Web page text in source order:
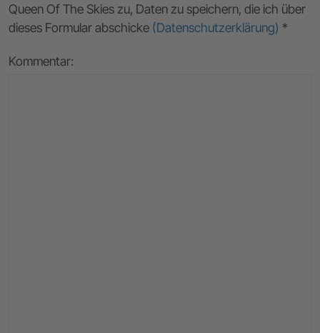
Queen Of The Skies zu, Daten zu speichern, die ich über
dieses Formular abschicke (Datenschutzerklärung) *
Kommentar: